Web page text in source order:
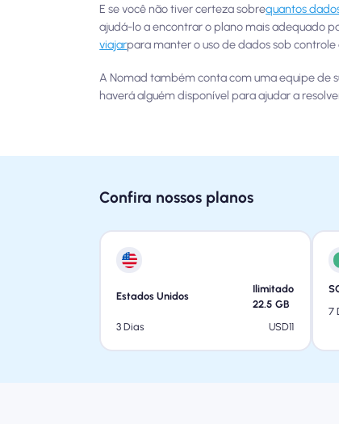
E se você não tiver certeza sobrequantos
ajudá-lo a encontrar o plano mais adequado
viajarpara manter o uso de dados sob
A Nomad também conta com uma equipe de
haverá alguém disponível para ajudar a
Confira nossos planos
Estados Unidos
Ilimitado
22.5 GB
3 Dias
USD11
7